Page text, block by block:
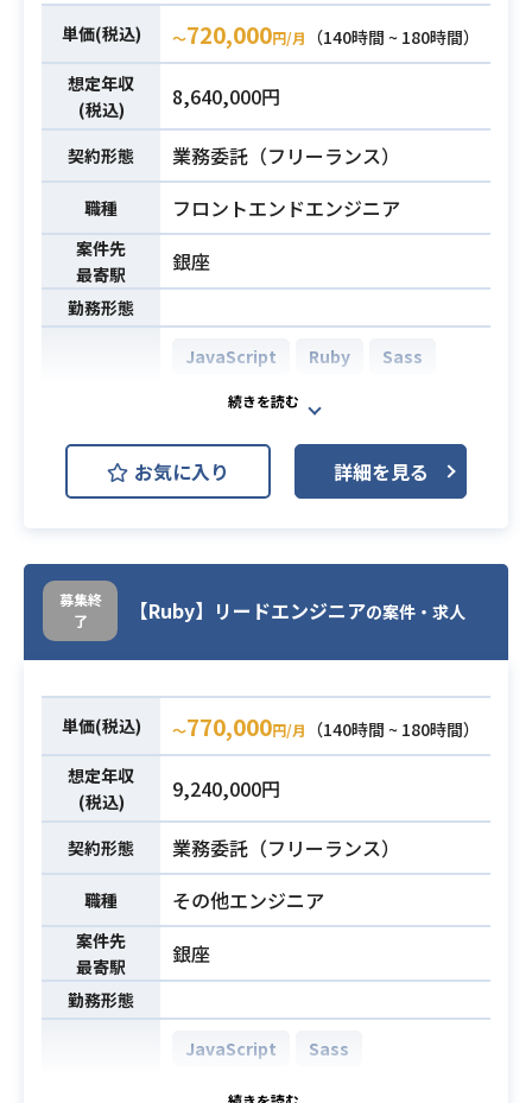
をやっていただく可能性もあります
験。
・Vue.jsを使った経験
・Ruby on Railsを使った経験3年以
上。
単価(税込) 〜720,000円/月
（140時間 ~ 180時間）
想定年収
(税込)
8,640,000円
契約形態 業務委託（フリーランス）
職種 フロントエンドエンジニア
案件先
最寄駅
銀座
勤務形態
JavaScript Ruby
Sass
Ruby on Rails
AWS (Amazon Web Services)
Docker
Confluence
業務内容
トの開発にフロントエンドエンジニ
アとして携わっていただきます。
【案件詳細】
・UI／UXデザイナー、プロダクトマ
ネジャーとともに顧客の声を分析し
ながらフロント開発
・高速に動作して使いやすく、再利
用可能なUIコンポーネントライブラ
リの開発
・StoryBook, cypress, webpackな
どを利用したフロントエンド開発基
盤の構築や改善
必須スキル
・フロントエンドエンジニアとして
業務経験が2年以上ある方
イナーと協働して設計から結合テス
トまでの経験がある方
お気に入り 詳細を見る
募集終
了
【Ruby】リードエンジニアの案件・求人
単価(税込) 〜770,000円/月
（140時間 ~ 180時間）
想定年収
(税込)
9,240,000円
契約形態 業務委託（フリーランス）
職種 その他エンジニア
案件先
最寄駅
銀座
勤務形態
JavaScript
Sass
Ruby on Rails